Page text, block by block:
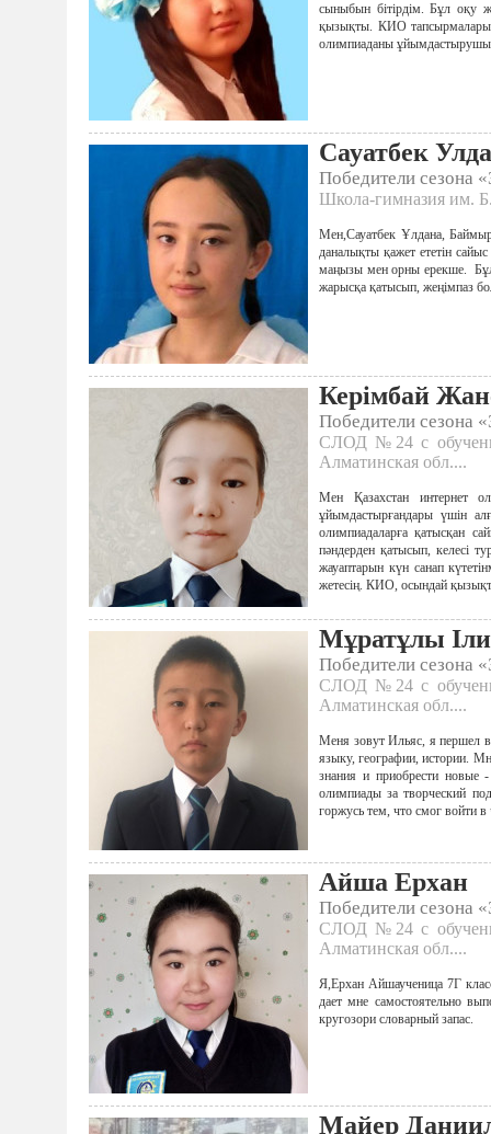
сыныбын бітірдім. Бұл
қызықты. КИО
олимпиаданы
Сауатбек
Победители сезона
Школа-гимназия им.
Мен,Сауатбек Ұлдана,
даналықты қажет ететін
маңызы мен орны ерекше. Бұл
жарысқа қатысып, жеңімпаз
Керімбай
Победители сезона
СЛОД №24 с
Алматинская обл....
Мен Қазахстан интернет
ұйымдастырғандары үшін
олимпиадаларға қатысқан
пәндерден қатысып, келесі
жауаптарын күн санап
жетесің. КИО, осындай
Мұратұлы
Победители сезона
СЛОД №24 с
Алматинская обл....
Меня зовут Ильяс, я першел
языку, географии, истории.
знания и приобрести новые -
олимпиады за творческий
горжусь тем, что смог войти
Айша Ерхан
Победители сезона
СЛОД №24 с
Алматинская обл....
Я,Ерхан Айшаученица 7Г
дает мне самостоятельно
кругозори словарный запас.
Майер